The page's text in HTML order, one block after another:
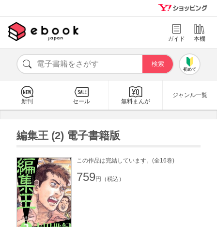
ガイド 本棚
初めて
新刊 セール 無料まんが
ジャンル一覧
編集王 (2) 電子書籍版
この作品は完結しています。(全16巻)
759円（税込）